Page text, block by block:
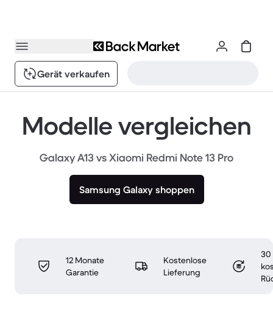
Gerät verkaufen
Modelle vergleichen
Galaxy A13 vs Xiaomi Redmi Note 13 Pro
Samsung Galaxy shoppen
12 Monate
Garantie
Kostenlose
Lieferung
30